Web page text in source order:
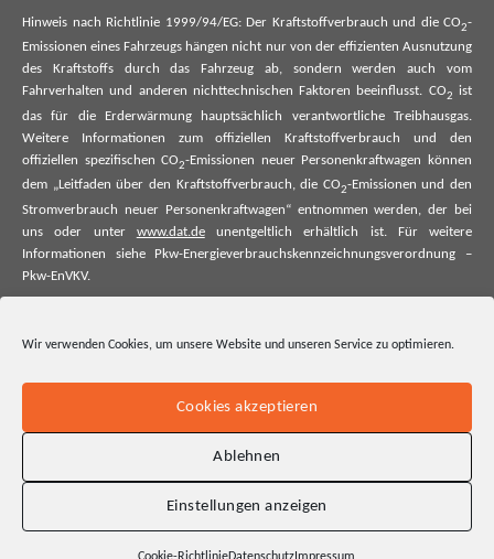
Wir verwenden Cookies, um unsere Website und unseren Service zu optimieren.
Cookies akzeptieren
Ablehnen
Einstellungen anzeigen
Hinweis nach Richtlinie 1999/94/EG: Der Kraftstoffverbrauch und die CO2-
Emissionen eines Fahrzeugs hängen nicht nur von der effizienten Ausnutzung
des Kraftstoffs durch das Fahrzeug ab, sondern werden auch vom
Fahrverhalten und anderen nichttechnischen Faktoren beeinflusst. CO2
ist
das für die Erderwärmung hauptsächlich verantwortliche Treibhausgas.
Weitere Informationen zum offiziellen Kraftstoffverbrauch und den
offiziellen spezifischen CO2-Emissionen neuer Personenkraftwagen können
dem „Leitfaden über den Kraftstoffverbrauch, die CO2-Emissionen und den
Stromverbrauch neuer Personenkraftwagen“ entnommen werden, der bei
uns oder unter www.dat.deunentgeltlich erhältlich ist. Für weitere
Informationen siehe Pkw-Energieverbrauchskennzeichnungsverordnung –
Pkw-EnVKV.
offiziellen spezifischen CO₂-Emissionen und ggf. zum Stromverbrauch neuer
offiziellen spezifischen CO₂-Emissionen und den offiziellen Stromverbrauch
neuer Pkw entnommen werden. Dieser ist an allen Verkaufsstellen und bei
der Deutschen Automobil Treuhand GmbH unentgeltlich erhältlich, sowie